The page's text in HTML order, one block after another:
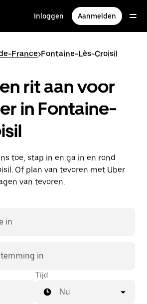
Inloggen Aanmelden
France>Fontaine-Lès-Croisil
rit aan voor
in Fontaine-
toe, stap in en ga in en rond
Of plan van tevoren met Uber
van tevoren.
in
in
Tijd
Nu